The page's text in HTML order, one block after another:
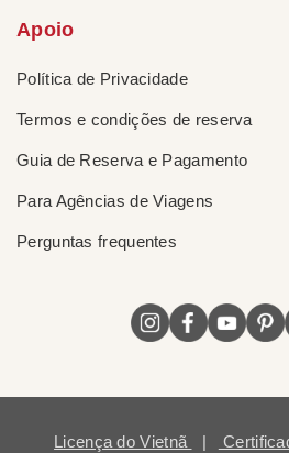
Apoio
Política de Privacidade
Termos e condições de reserva
Guia de Reserva e Pagamento
Para Agências de Viagens
Perguntas frequentes
Licença do Vietnã |